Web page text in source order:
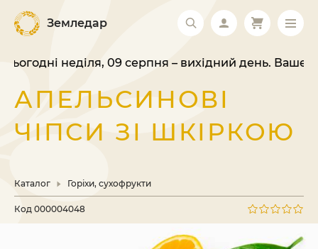
Земледар
неділя, 09 серпня – вихідний день. Ваше
АПЕЛЬСИНОВІ
ЧІПСИ ЗІ ШКІРКОЮ
Каталог Горіхи, сухофрукти
Код 000004048